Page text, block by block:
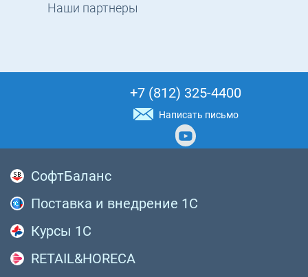
Наши партнеры
+7 (812) 325-4400
Написать письмо
СофтБаланс
Поставка и внедрение 1С
Курсы 1С
RETAIL&HORECA